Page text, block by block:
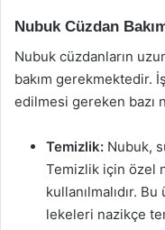
Nubuk Cüzdan
Nubuk cüzdanların
bakım gerekmektedir.
edilmesi gereken bazı
Temizlik: Nubuk,
Temizlik için özel
kullanılmalıdır.
lekeleri nazikçe